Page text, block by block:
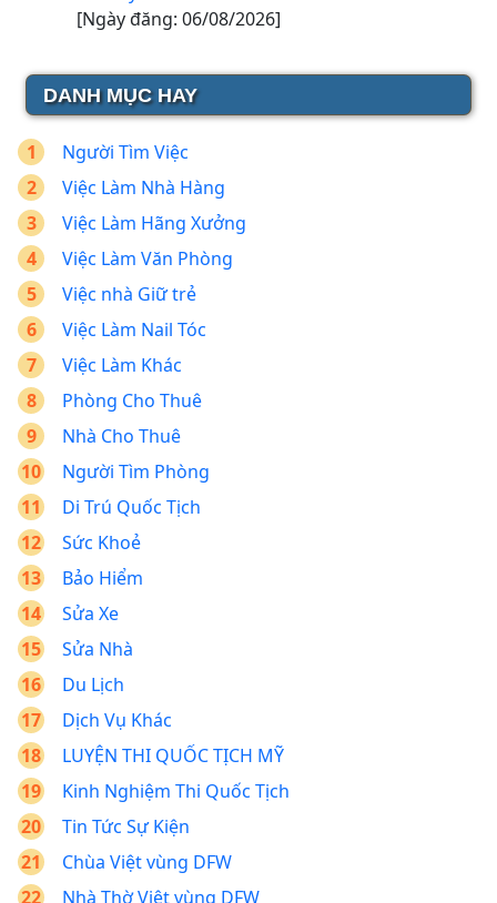
[Ngày đăng: 06/08/2026]
DANH MỤC HAY
Người Tìm Việc
Việc Làm Nhà Hàng
Việc Làm Hãng Xưởng
Việc Làm Văn Phòng
Việc nhà Giữ trẻ
Việc Làm Nail Tóc
Việc Làm Khác
Phòng Cho Thuê
Nhà Cho Thuê
Người Tìm Phòng
Di Trú Quốc Tịch
Sức Khoẻ
Bảo Hiểm
Sửa Xe
Sửa Nhà
Du Lịch
Dịch Vụ Khác
LUYỆN THI QUỐC TỊCH MỸ
Kinh Nghiệm Thi Quốc Tịch
Tin Tức Sự Kiện
Chùa Việt vùng DFW
Nhà Thờ Việt vùng DFW